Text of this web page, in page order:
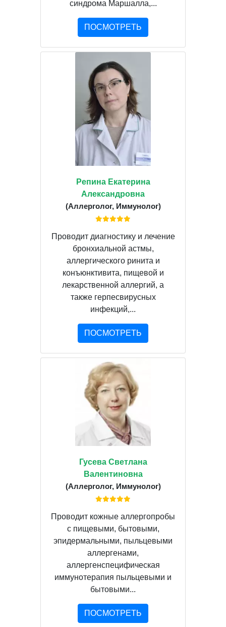
синдрома Маршалла,...
ПОСМОТРЕТЬ
Репина Екатерина
Александровна
(Аллерголог, Иммунолог)
Проводит диагностику и лечение
бронхиальной астмы,
аллергического ринита и
конъюнктивита, пищевой и
лекарственной аллергий, а
также герпесвирусных
инфекций,...
ПОСМОТРЕТЬ
Гусева Светлана
Валентиновна
(Аллерголог, Иммунолог)
Проводит кожные аллергопробы
с пищевыми, бытовыми,
эпидермальными, пыльцевыми
аллергенами,
аллергенспецифическая
иммунотерапия пыльцевыми и
бытовыми...
ПОСМОТРЕТЬ